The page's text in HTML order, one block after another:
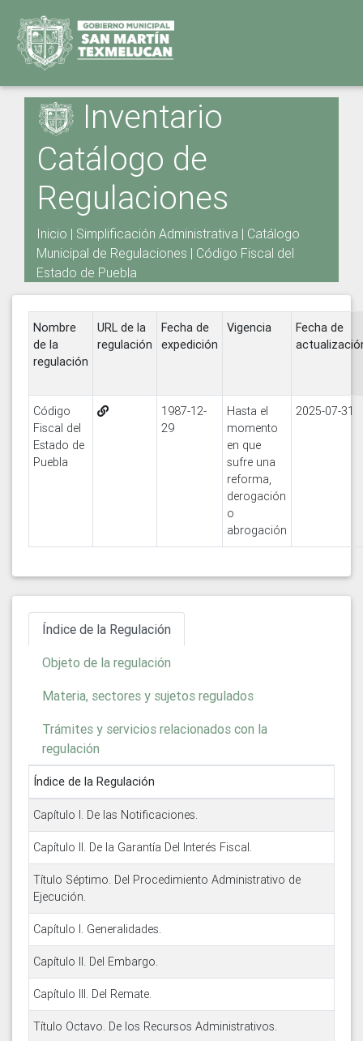
Inventario
Catálogo de
Regulaciones
Inicio | Simplificación Administrativa | Catálogo
Municipal de Regulaciones | Código Fiscal del
Estado de Puebla
Nombre
de la
regulación
URL de la
regulación
Fecha de
expedición
Vigencia
Fecha de
Código
Fiscal del
Estado de
Puebla
1987-12-
29
Hasta el
momento
en que
sufre una
reforma,
derogación
o
abrogación
2025-07-31
Índice de la Regulación
Objeto de la regulación
Materia, sectores y sujetos regulados
Trámites y servicios relacionados con la
regulación
Índice de la Regulación
Capítulo I. De las Notificaciones.
Capítulo II. De la Garantía Del Interés Fiscal.
Título Séptimo. Del Procedimiento Administrativo de
Ejecución.
Capítulo I. Generalidades.
Capítulo II. Del Embargo.
Capítulo III. Del Remate.
Título Octavo. De los Recursos Administrativos.